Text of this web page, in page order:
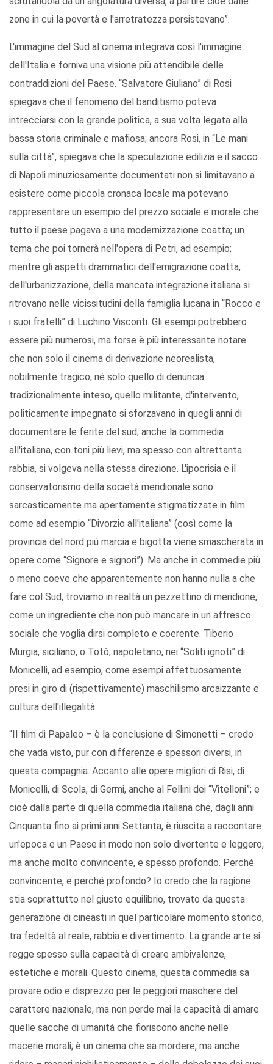
zone in cui la povertà e l'arretratezza persistevano”.
L'immagine del Sud al cinema integrava così l'immagine
dell'Italia e forniva una visione più attendibile delle
contraddizioni del Paese. “Salvatore Giuliano” di Rosi
spiegava che il fenomeno del banditismo poteva
intrecciarsi con la grande politica, a sua volta legata alla
bassa storia criminale e mafiosa; ancora Rosi, in “Le mani
sulla città”, spiegava che la speculazione edilizia e il sacco
di Napoli minuziosamente documentati non si limitavano a
esistere come piccola cronaca locale ma potevano
rappresentare un esempio del prezzo sociale e morale che
tutto il paese pagava a una modernizzazione coatta; un
tema che poi tornerà nell'opera di Petri, ad esempio;
mentre gli aspetti drammatici dell'emigrazione coatta,
dell'urbanizzazione, della mancata integrazione italiana si
ritrovano nelle vicissitudini della famiglia lucana in “Rocco e
i suoi fratelli” di Luchino Visconti. Gli esempi potrebbero
essere più numerosi, ma forse è più interessante notare
che non solo il cinema di derivazione neorealista,
nobilmente tragico, né solo quello di denuncia
tradizionalmente inteso, quello militante, d'intervento,
politicamente impegnato si sforzavano in quegli anni di
documentare le ferite del sud; anche la commedia
all'italiana, con toni più lievi, ma spesso con altrettanta
rabbia, si volgeva nella stessa direzione. L'ipocrisia e il
conservatorismo della società meridionale sono
sarcasticamente ma apertamente stigmatizzate in film
come ad esempio “Divorzio all'italiana” (così come la
provincia del nord più marcia e bigotta viene smascherata in
opere come “Signore e signori”). Ma anche in commedie più
o meno coeve che apparentemente non hanno nulla a che
fare col Sud, troviamo in realtà un pezzettino di meridione,
come un ingrediente che non può mancare in un affresco
sociale che voglia dirsi completo e coerente. Tiberio
Murgia, siciliano, o Totò, napoletano, nei “Soliti ignoti” di
Monicelli, ad esempio, come esempi affettuosamente
presi in giro di (rispettivamente) maschilismo arcaizzante e
cultura dell'illegalità.
“Il film di Papaleo – è la conclusione di Simonetti – credo
che vada visto, pur con differenze e spessori diversi, in
questa compagnia. Accanto alle opere migliori di Risi, di
Monicelli, di Scola, di Germi, anche al Fellini dei “Vitelloni”; e
cioè dalla parte di quella commedia italiana che, dagli anni
Cinquanta fino ai primi anni Settanta, è riuscita a raccontare
un'epoca e un Paese in modo non solo divertente e leggero,
ma anche molto convincente, e spesso profondo. Perché
convincente, e perché profondo? Io credo che la ragione
stia soprattutto nel giusto equilibrio, trovato da questa
generazione di cineasti in quel particolare momento storico,
tra fedeltà al reale, rabbia e divertimento. La grande arte si
regge spesso sulla capacità di creare ambivalenze,
estetiche e morali. Questo cinema, questa commedia sa
provare odio e disprezzo per le peggiori maschere del
carattere nazionale, ma non perde mai la capacità di amare
quelle sacche di umanità che fioriscono anche nelle
macerie morali; è un cinema che sa mordere, ma anche